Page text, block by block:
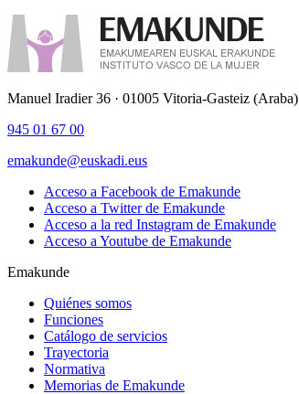
Manuel Iradier 36 · 01005 Vitoria-Gasteiz (Araba)
945 01 67 00
emakunde@euskadi.eus
Acceso a Facebook de Emakunde
Acceso a Twitter de Emakunde
Acceso a la red Instagram de Emakunde
Acceso a Youtube de Emakunde
Emakunde
Quiénes somos
Funciones
Catálogo de servicios
Trayectoria
Normativa
Memorias de Emakunde